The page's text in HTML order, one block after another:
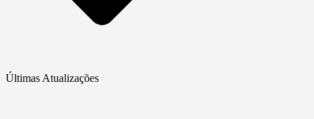
Últimas Atualizações